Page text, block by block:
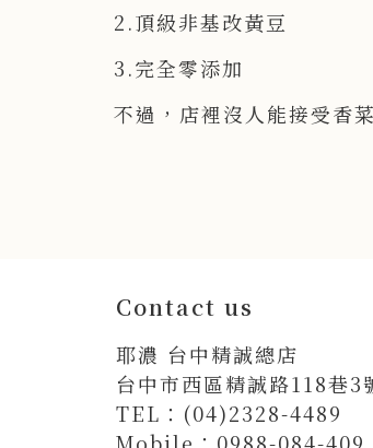
2.頂級非基改黃豆
3.完全零添加
不過，店裡沒人能接受香
Contact us
耶濃 台中精誠總店
台中市西區精誠路118巷3
TEL：(04)2328-4489